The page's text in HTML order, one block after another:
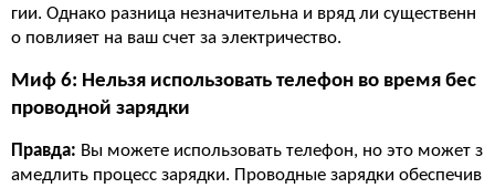
гии. Однако разница незначительна и вряд ли существенн
о повлияет на ваш счет за электричество.
Миф 6: Нельзя использовать телефон во время бес
проводной зарядки
Правда: Вы можете использовать телефон, но это может з
амедлить процесс зарядки. Проводные зарядки обеспечив